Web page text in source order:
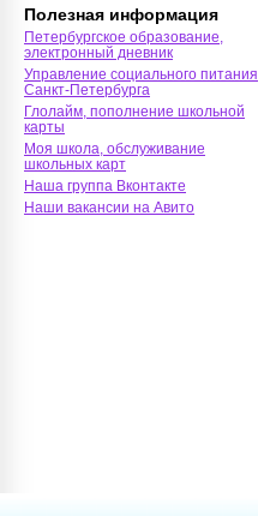
Полезная информация
Петербургское образование,
электронный дневник
Управление социального питания
Санкт-Петербурга
Глолайм, пополнение школьной
карты
Моя школа, обслуживание
школьных карт
Наша группа Вконтакте
Наши вакансии на Авито